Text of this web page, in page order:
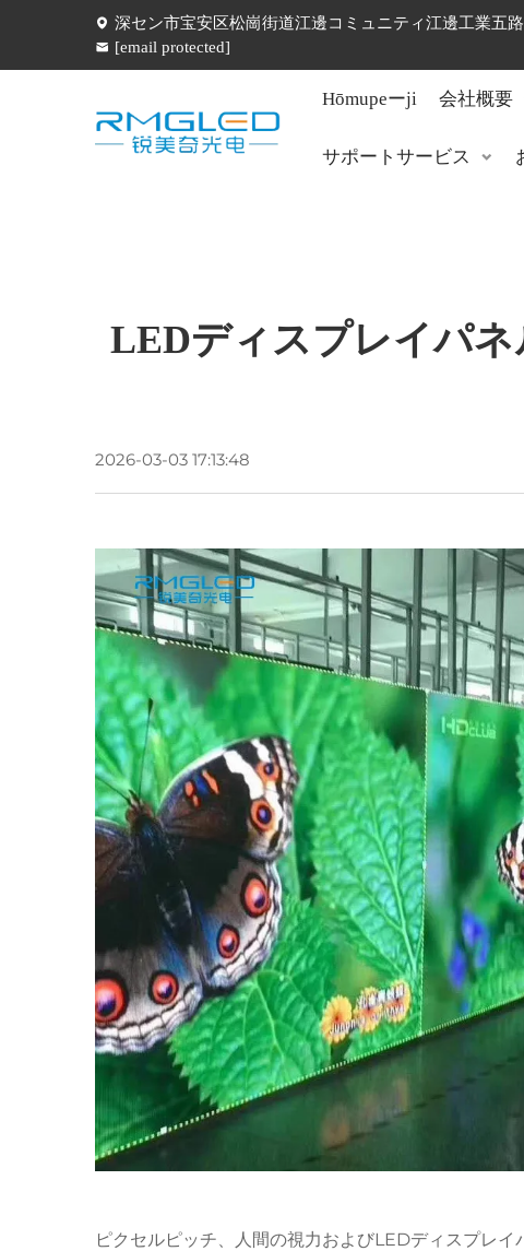
深セン市宝安区松崗街道江邊コミュニティ江邊工業五
[email protected]
Hōmupeーji 会社概要
サポートサービス
LEDディスプレイパ
2026-03-03 17:13:48
ピクセルピッチ、人間の視力およびLEDディスプレイ